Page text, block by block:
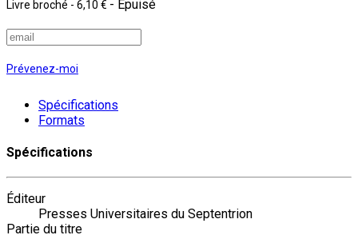
Livre broché - 6,10 € - Epuisé
Prévenez-moi
Spécifications
Formats
Spécifications
Éditeur
Presses Universitaires du Septentrion
Partie du titre